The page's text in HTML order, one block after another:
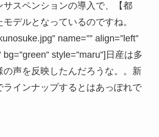
サスペンションの導入で、【都
デルとなっているのですね。
name=”” align=”left”
bg=”green” style=”maru”]日産は多
の声を反映したんだろうな。。新
ラインナップするとはあっぽれで